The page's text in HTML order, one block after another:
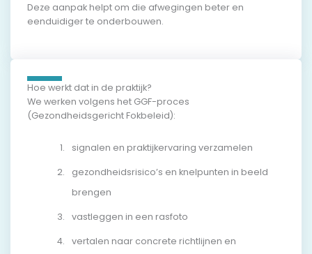
Deze aanpak helpt om die afwegingen beter en
eenduidiger te onderbouwen.
Hoe werkt dat in de praktijk?
We werken volgens het GGF-proces
(Gezondheidsgericht Fokbeleid):
signalen en praktijkervaring verzamelen
gezondheidsrisico’s en knelpunten in beeld
brengen
vastleggen in een rasfoto
vertalen naar concrete richtlijnen en